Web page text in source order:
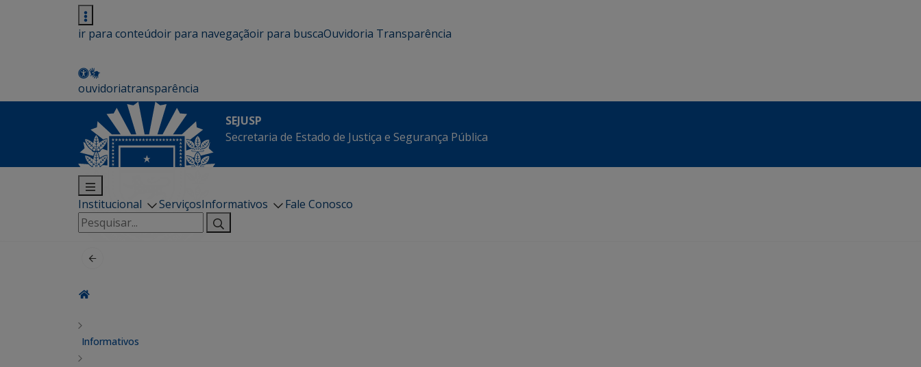
ir para conteúdoir para navegaçãoir para buscaOuvidoria Transparência
ouvidoriatransparência
SEJUSP
Secretaria de Estado de Justiça e Segurança Pública
Institucional ServiçosInformativos
Fale Conosco
Pesquisar
por:
Informativos